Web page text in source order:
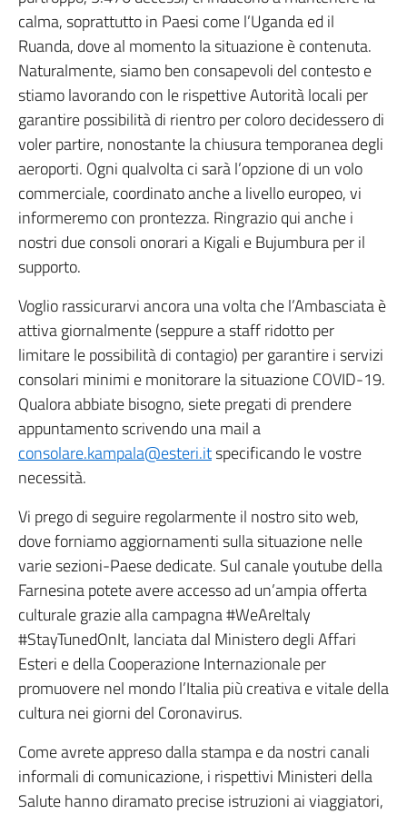
calma, soprattutto in Paesi come l’Uganda ed il
Ruanda, dove al momento la situazione è contenuta.
Naturalmente, siamo ben consapevoli del contesto e
stiamo lavorando con le rispettive Autorità locali per
garantire possibilità di rientro per coloro decidessero di
voler partire, nonostante la chiusura temporanea degli
aeroporti. Ogni qualvolta ci sarà l’opzione di un volo
commerciale, coordinato anche a livello europeo, vi
informeremo con prontezza. Ringrazio qui anche i
nostri due consoli onorari a Kigali e Bujumbura per il
supporto.
Voglio rassicurarvi ancora una volta che l’Ambasciata è
attiva giornalmente (seppure a staff ridotto per
limitare le possibilità di contagio) per garantire i servizi
consolari minimi e monitorare la situazione COVID-19.
Qualora abbiate bisogno, siete pregati di prendere
appuntamento scrivendo una mail a
consolare.kampala@esteri.itspecificando le vostre
necessità.
Vi prego di seguire regolarmente il nostro sito web,
dove forniamo aggiornamenti sulla situazione nelle
varie sezioni-Paese dedicate. Sul canale youtube della
Farnesina potete avere accesso ad un’ampia offerta
culturale grazie alla campagna #WeAreItaly
#StayTunedOnIt, lanciata dal Ministero degli Affari
Esteri e della Cooperazione Internazionale per
promuovere nel mondo l’Italia più creativa e vitale della
cultura nei giorni del Coronavirus.
Come avrete appreso dalla stampa e da nostri canali
informali di comunicazione, i rispettivi Ministeri della
Salute hanno diramato precise istruzioni ai viaggiatori,